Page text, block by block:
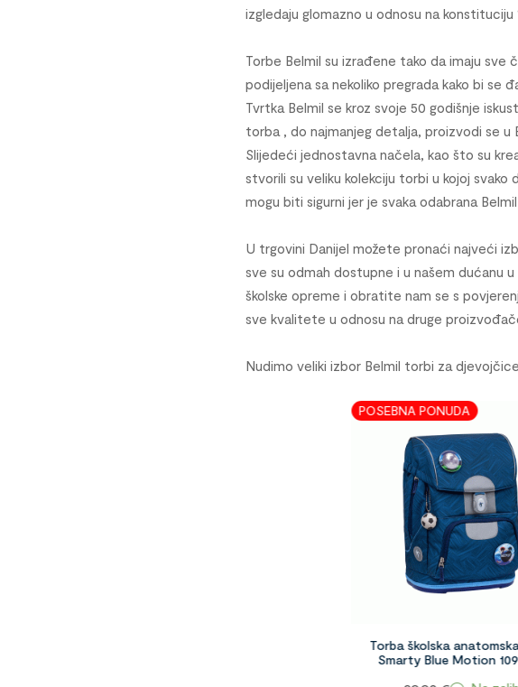
izgledaju glomazno u odnosu na konstituciju
Torbe Belmil su izrađene tako da imaju
podijeljena sa nekoliko pregrada kako bi se
Tvrtka Belmil se kroz svoje 50 godišnje
torba , do najmanjeg detalja, proizvodi se u
Slijedeći jednostavna načela, kao što su
stvorili su veliku kolekciju torbi u kojoj
mogu biti sigurni jer je svaka odabrana
U trgovini Danijel možete pronaći najveći
sve su odmah dostupne i u našem dućanu
školske opreme i obratite nam se s
sve kvalitete u odnosu na druge
Nudimo veliki izbor Belmil torbi za
POSEBNA PONUDA
Torba školska anatomska Belmil
Smarty Blue Motion 1093432